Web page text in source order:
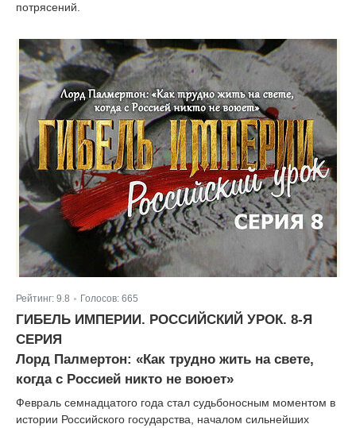
потрясений.
Рейтинг: 9.8 Голосов: 665
ГИБЕЛЬ ИМПЕРИИ. РОССИЙСКИЙ УРОК. 8-Я
СЕРИЯ
Лорд Палмертон: «Как трудно жить на свете,
когда с Россией никто не воюет»
Февраль семнадцатого года стал судьбоносным моментом в
истории Российского государства, началом сильнейших